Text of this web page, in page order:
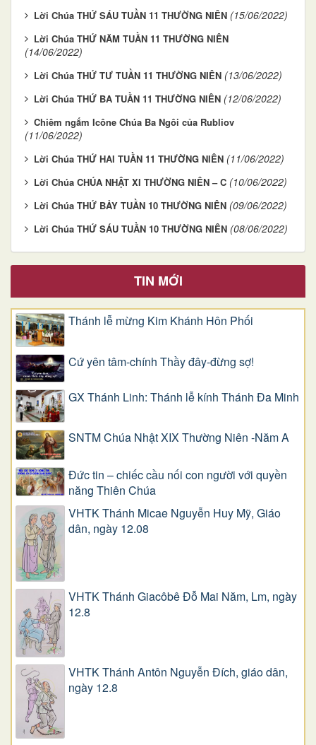
Lời Chúa THỨ SÁU TUẦN 11 THƯỜNG NIÊN (15/06/2022)
Lời Chúa THỨ NĂM TUẦN 11 THƯỜNG NIÊN
(14/06/2022)
Lời Chúa THỨ TƯ TUẦN 11 THƯỜNG NIÊN (13/06/2022)
Lời Chúa THỨ BA TUẦN 11 THƯỜNG NIÊN (12/06/2022)
Chiêm ngắm Icône Chúa Ba Ngôi của Rubliov
(11/06/2022)
Lời Chúa THỨ HAI TUẦN 11 THƯỜNG NIÊN (11/06/2022)
Lời Chúa CHÚA NHẬT XI THƯỜNG NIÊN – C (10/06/2022)
Lời Chúa THỨ BẢY TUẦN 10 THƯỜNG NIÊN (09/06/2022)
Lời Chúa THỨ SÁU TUẦN 10 THƯỜNG NIÊN (08/06/2022)
TIN MỚI
Thánh lễ mừng Kim Khánh Hôn Phối
Cứ yên tâm-chính Thầy đây-đừng sợ!
GX Thánh Linh: Thánh lễ kính Thánh Đa Minh
SNTM Chúa Nhật XIX Thường Niên -Năm A
Đức tin – chiếc cầu nối con người với quyền
năng Thiên Chúa
VHTK Thánh Micae Nguyễn Huy Mỹ, Giáo
dân, ngày 12.08
VHTK Thánh Giacôbê Ðỗ Mai Năm, Lm, ngày
12.8
VHTK Thánh Antôn Nguyễn Ðích, giáo dân,
ngày 12.8